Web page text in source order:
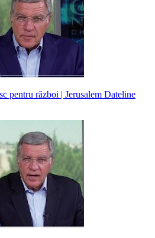
pentru război | Jerusalem Dateline